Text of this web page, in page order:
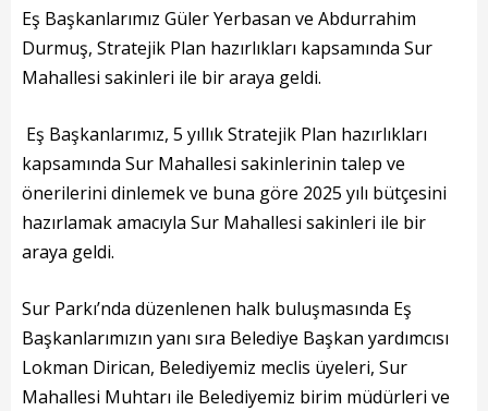
Şikayet Bildirim Formu
Şikayet Takip Formu
Başkan
Başkanın Özgeçmişi
Başkanın Mesajı
Başkana Mesaj
Projeler
Eş Başkanlarımız Güler Yerbasan ve Abdurrahim
Durmuş, Stratejik Plan hazırlıkları kapsamında Sur
Mahallesi sakinleri ile bir araya geldi.
Eş Başkanlarımız, 5 yıllık Stratejik Plan hazırlıkları
kapsamında Sur Mahallesi sakinlerinin talep ve
önerilerini dinlemek ve buna göre 2025 yılı bütçesini
hazırlamak amacıyla Sur Mahallesi sakinleri ile bir
araya geldi.
Sur Parkı’nda düzenlenen halk buluşmasında Eş
Başkanlarımızın yanı sıra Belediye Başkan yardımcısı
Lokman Dirican, Belediyemiz meclis üyeleri, Sur
Mahallesi Muhtarı ile Belediyemiz birim müdürleri ve